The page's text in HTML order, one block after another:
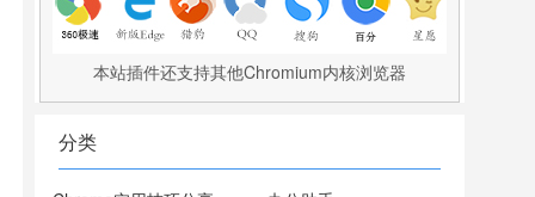
本站插件还支持其他Chromium内核浏览器
分类